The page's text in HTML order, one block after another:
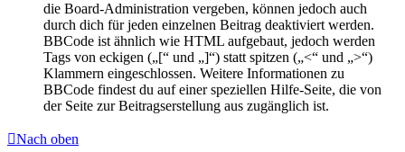
die Board-Administration vergeben, können jedoch auch
durch dich für jeden einzelnen Beitrag deaktiviert werden.
BBCode ist ähnlich wie HTML aufgebaut, jedoch werden
Tags von eckigen („[“ und „]“) statt spitzen („<“ und „>“)
Klammern eingeschlossen. Weitere Informationen zu
BBCode findest du auf einer speziellen Hilfe-Seite, die von
der Seite zur Beitragserstellung aus zugänglich ist.
Nach oben